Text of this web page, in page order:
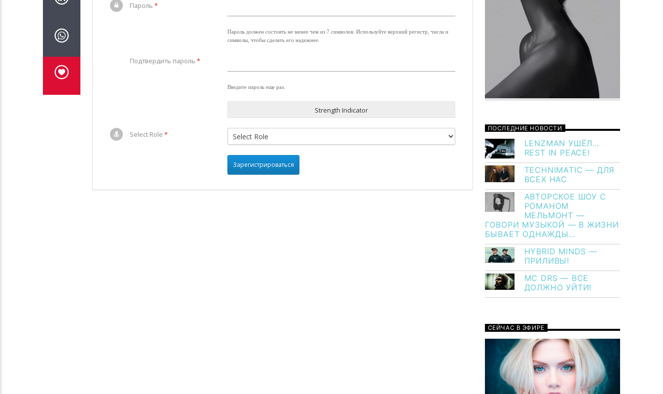
Пароль *
Пароль должен состоять не менее чем из 7 символов. Используйте верхний регистр, числа и
символы, чтобы сделать его надежнее.
Подтвердить пароль *
Введите пароль еще раз.
Strength Indicator
Select Role *
Зарегистрироваться
ПОСЛЕДНИЕ НОВОСТИ
LENZMAN УШЁЛ…
REST IN PEACE!
TECHNIMATIC — ДЛЯ
ВСЕХ НАС
АВТОРСКОЕ ШОУ С
РОМАНОМ
МЕЛЬМОНТ —
ГОВОРИ МУЗЫКОЙ — В ЖИЗНИ
БЫВАЕТ ОДНАЖДЫ…
HYBRID MINDS —
ПРИЛИВЫ!
MC DRS — ВСЕ
ДОЛЖНО УЙТИ!
СЕЙЧАС В ЭФИРЕ